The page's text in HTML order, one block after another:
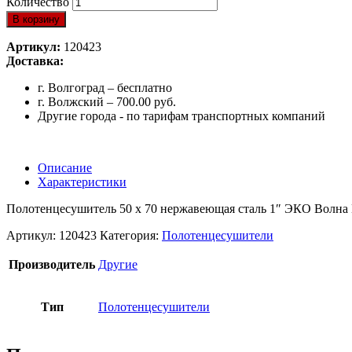
В корзину
Артикул: 120423
Доставка:
г. Волгоград – бесплатно
г. Волжский – 700.00 руб.
Другие города - по тарифам транспортных компаний
Описание
Характеристики
Полотенцесушитель 50 x 70 нержавеющая сталь 1″ ЭКО
Артикул: 120423 Категория: Полотенцесушители
Производитель Другие
Тип Полотенцесушители